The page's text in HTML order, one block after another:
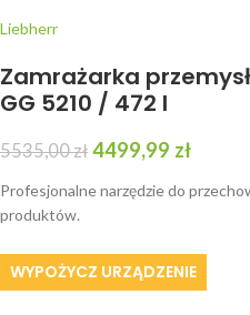
Liebherr
Zamrażarka
GG 5210 / 472 l
5535,00zł 4499,99 zł
Profesjonalne narzędzie do
produktów.
WYPOŻYCZ URZĄDZENIE